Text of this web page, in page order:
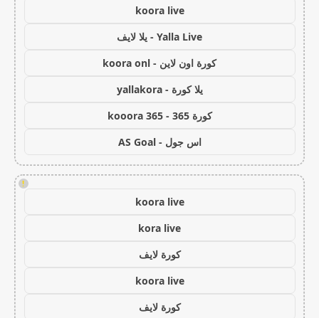
koora live
Yalla Live - يلا لايف
كورة اون لاين - koora onl
يلا كورة - yallakora
كورة 365 - kooora 365
اس جول - AS Goal
!
koora live
kora live
كورة لايف
koora live
كورة لايف